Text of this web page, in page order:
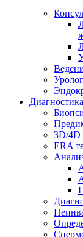
Диагностика
3D/
ERA